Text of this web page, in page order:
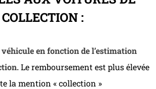
COLLECTION :
en fonction de l’estimation
Le remboursement est plus élevée
la mention « collection »